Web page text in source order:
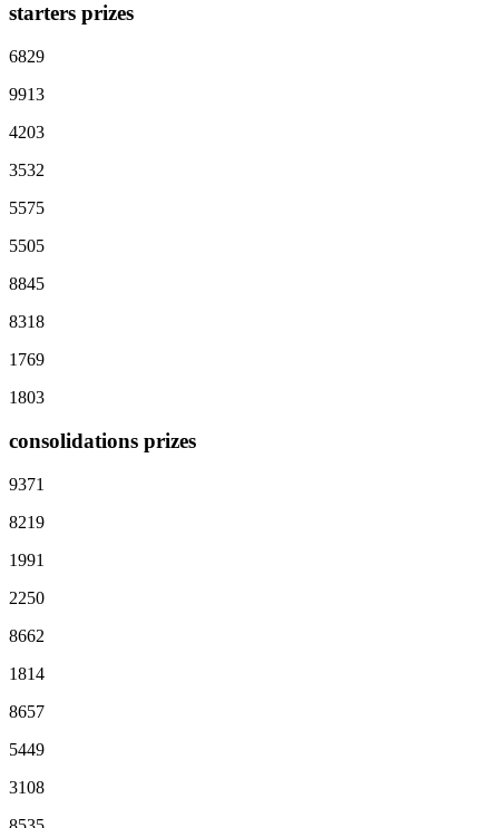
starters prizes
6829
9913
4203
3532
5575
5505
8845
8318
1769
1803
consolidations prizes
9371
8219
1991
2250
8662
1814
8657
5449
3108